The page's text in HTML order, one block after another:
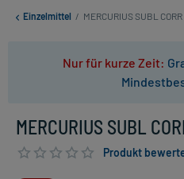
Einzelmittel / MERCURIUS SUBL CORR
Nur für kurze Zeit:
MERCURIUS SUBL
Produkt